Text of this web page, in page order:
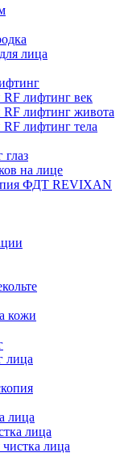
лица
лифтинг век
лифтинг живота
лифтинг тела
на лице
ФДТ REVIXAN
кожи
лица
лица
лица
лица